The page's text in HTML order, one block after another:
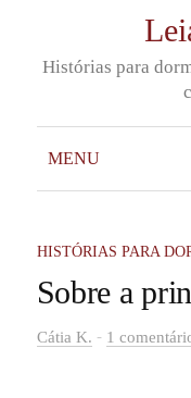
content
Histórias para
MENU
HISTÓRIAS PARA
Sobre a
Cátia K. - 1